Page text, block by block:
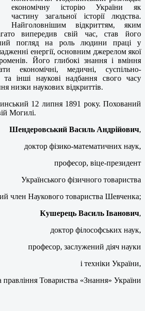
економічну історію України як
частину загальної історії людства.
Найголовнішим відкриттям, яким
випередив свій час, став його
погляд на роль людини праці у
енергії, основним джерелом якої
Його глибокі знання і вміння
економічні, медичні, суспільно-
та інші наукові надбання свого часу
низки наукових відкриттів.
12 липня 1891 року. Похований
Могилі.
Шендеровський Василь Андрійович,
доктор фізико-математичних наук,
професор, віце-президент
Українського фізичного товариства
член Наукового товариства Шевченка;
Кушерець Василь Іванович,
доктор філософських наук,
професор, заслужений діяч науки
і техніки України,
правління Товариства «Знання» України